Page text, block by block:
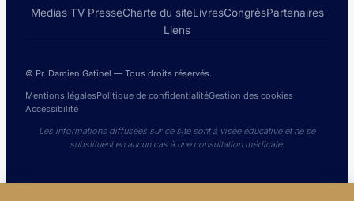
Medias TV PresseCharte du siteLivresCongrèsPartenaires
Liens
© Pr. Damien Gatinel — Tous droits réservés.
Mentions légalesPolitique de confidentialitéGestion des cookies
Accessibilité
Les informations diffusées sur ce site sont à visée éducative et ne se
substituent en aucun cas à une consultation médicale.